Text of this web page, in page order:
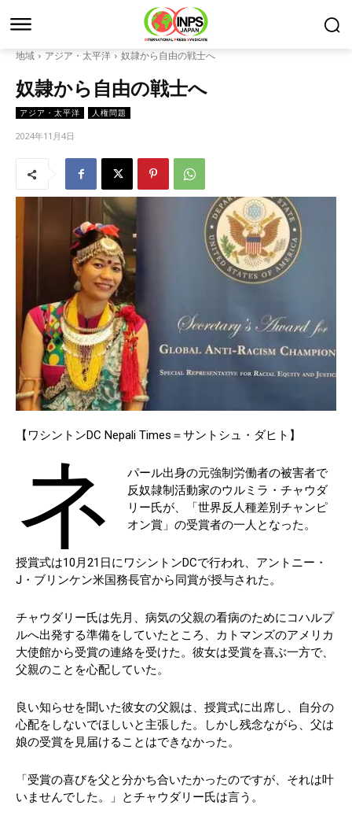
地域 アジア・太平洋 奴隷から自由の戦士へ
奴隷から自由の戦士へ
アジア・太平洋 人権問題
2024年11月4日
【ワシントンDC Nepali Times＝サントシュ・ダヒト】
ネ
パール出身の元強制労働者の被害者で
反奴隷制活動家のウルミラ・チャウダ
リー氏が、「世界反人種差別チャンピ
オン賞」の受賞者の一人となった。
授賞式は10月21日にワシントンDCで行われ、アントニー・
J・ブリンケン米国務長官から同賞が授与された。
チャウダリー氏は先月、病気の父親の看病のためにコハルプ
ルへ出発する準備をしていたところ、カトマンズのアメリカ
大使館から受賞の連絡を受けた。彼女は受賞を喜ぶ一方で、
父親のことを心配していた。
良い知らせを聞いた彼女の父親は、授賞式に出席し、自分の
心配をしないでほしいと主張した。しかし残念ながら、父は
娘の受賞を見届けることはできなかった。
「受賞の喜びを父と分かち合いたかったのですが、それは叶
いませんでした。」とチャウダリー氏は言う。